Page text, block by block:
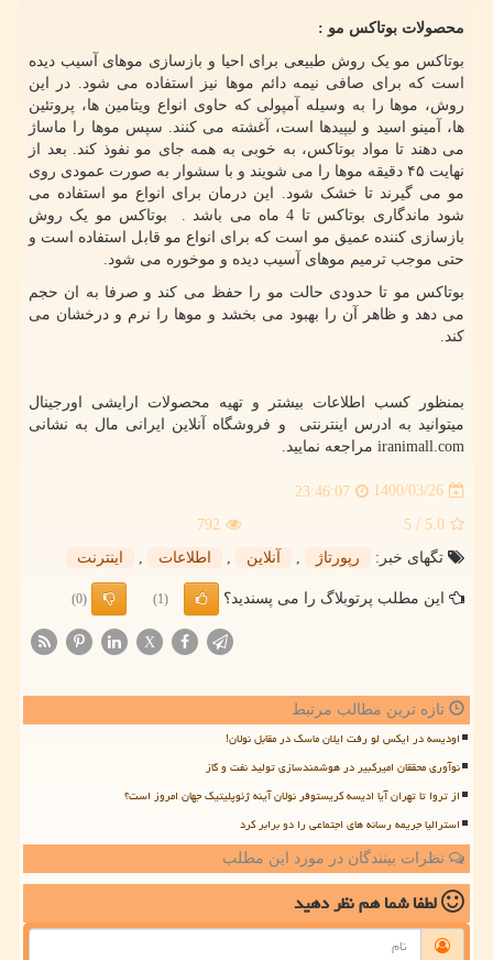
محصولات بوتاکس مو :
بوتاکس مو یک روش طبیعی برای احیا و بازسازی موهای آسیب دیده
است که برای صافی نیمه دائم موها نیز استفاده می شود. در این
روش، موها را به وسیله آمپولی که حاوی انواع ویتامین ها، پروتئین
ها، آمینو اسید و لیپیدها است، آغشته می کنند. سپس موها را ماساژ
می دهند تا مواد بوتاکس، به خوبی به همه جای مو نفوذ کند. بعد از
نهایت ۴۵ دقیقه موها را می شویند و با سشوار به صورت عمودی روی
مو می گیرند تا خشک شود. این درمان برای انواع مو استفاده می
شود ماندگاری بوتاکس تا 4 ماه می باشد . بوتاکس مو یک روش
بازسازی کننده عمیق مو است که برای انواع مو قابل استفاده است و
حتی موجب ترمیم موهای آسیب دیده و موخوره می شود.
بوتاکس مو تا حدودی حالت مو را حفظ می کند و صرفا به ان حجم
می دهد و ظاهر آن را بهبود می بخشد و موها را نرم و درخشان می
کند.
بمنظور کسب اطلاعات بیشتر و تهیه محصولات ارایشی اورجینال
میتوانید به ادرس اینترنتی و فروشگاه آنلاین ایرانی مال به نشانی
iranimall.com مراجعه نمایید.
1400/03/26
23:46:07
5.0
/ 5
792
تگهای خبر:
رپورتاژ آنلاین اطلاعات اینترنت
این مطلب پرتوبلاگ را می پسندید؟ (1)
(0)
X
تازه ترین مطالب مرتبط
اودیسه در ایکس لو رفت ایلان ماسک در مقابل نولان!
نوآوری محققان امیرکبیر در هوشمندسازی تولید نفت و گاز
از تروا تا تهران آیا ادیسه کریستوفر نولان آینه ژئوپلیتیک جهان امروز است؟
استرالیا جریمه رسانه های اجتماعی را دو برابر کرد
نظرات بینندگان در مورد این مطلب
لطفا شما همنظر دهید